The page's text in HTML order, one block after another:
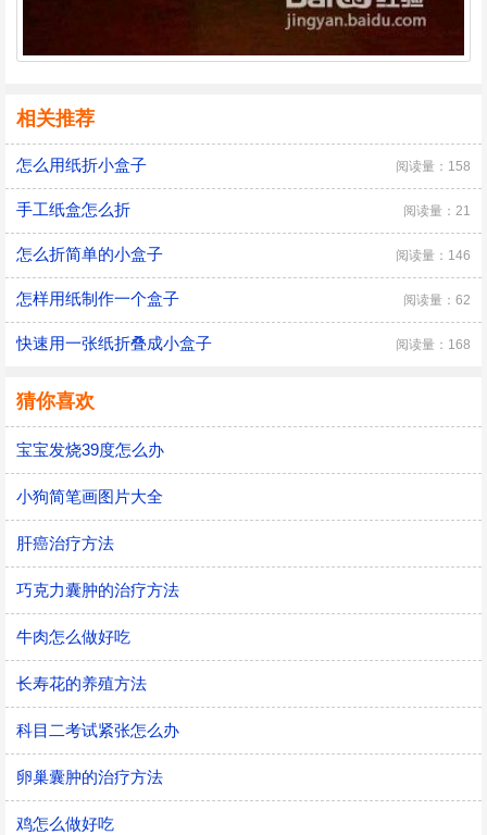
相关推荐
怎么用纸折小盒子 阅读量：158
手工纸盒怎么折 阅读量：21
怎么折简单的小盒子 阅读量：146
怎样用纸制作一个盒子 阅读量：62
快速用一张纸折叠成小盒子 阅读量：168
猜你喜欢
宝宝发烧39度怎么办
小狗简笔画图片大全
肝癌治疗方法
巧克力囊肿的治疗方法
牛肉怎么做好吃
长寿花的养殖方法
科目二考试紧张怎么办
卵巢囊肿的治疗方法
鸡怎么做好吃